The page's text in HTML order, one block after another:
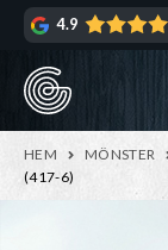
Hoppa
navigering
Hoppa
innehåll
4.9
HEM MÖNSTER
(417-6)